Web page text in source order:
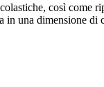
così come
una dimensione